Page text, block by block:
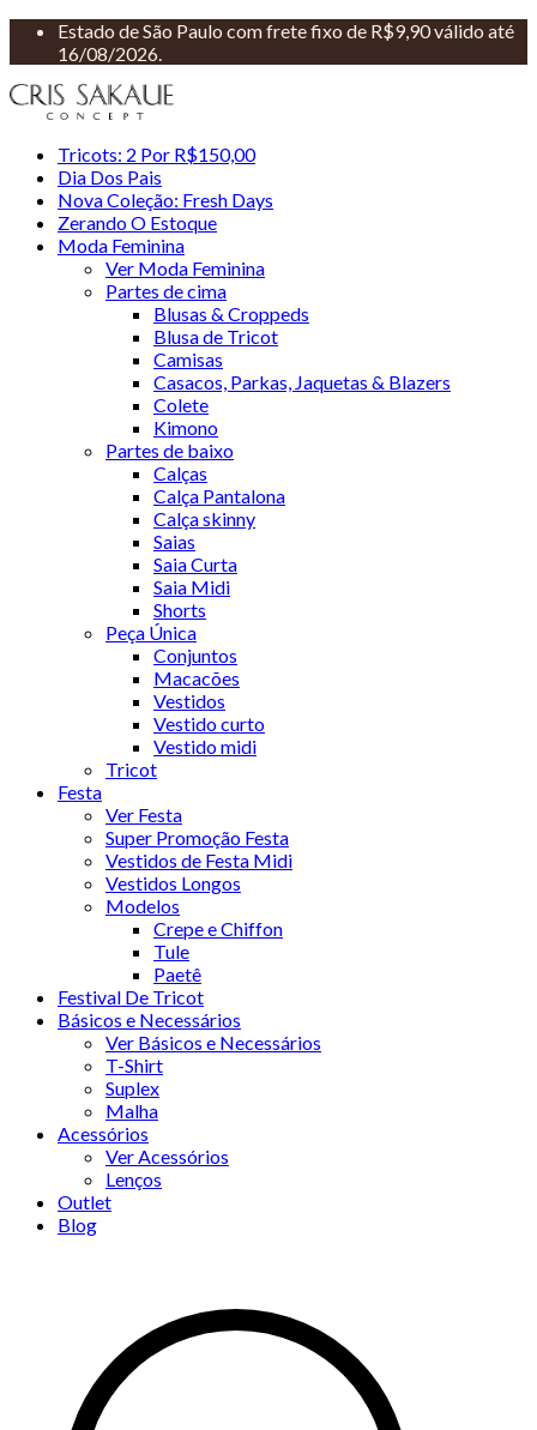
Estado de São Paulo com frete fixo de R$9,90 válido até
16/08/2026.
Tricots: 2 Por R$150,00
Dia Dos Pais
Nova Coleção: Fresh Days
Zerando O Estoque
Moda Feminina
Ver Moda Feminina
Partes de cima
Blusas & Croppeds
Blusa de Tricot
Camisas
Casacos, Parkas, Jaquetas & Blazers
Colete
Kimono
Partes de baixo
Calças
Calça Pantalona
Calça skinny
Saias
Saia Curta
Saia Midi
Shorts
Peça Única
Conjuntos
Macacões
Vestidos
Vestido curto
Vestido midi
Tricot
Festa
Ver Festa
Super Promoção Festa
Vestidos de Festa Midi
Vestidos Longos
Modelos
Crepe e Chiffon
Tule
Paetê
Festival De Tricot
Básicos e Necessários
Ver Básicos e Necessários
T-Shirt
Suplex
Malha
Acessórios
Ver Acessórios
Lenços
Outlet
Blog